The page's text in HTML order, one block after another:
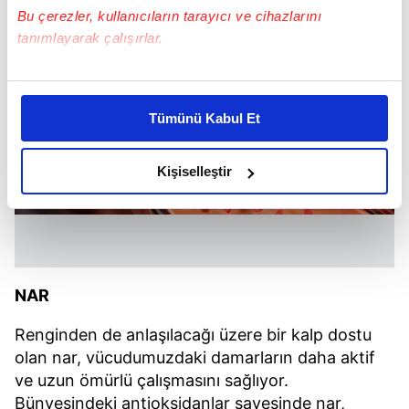
Bu çerezler, kullanıcıların tarayıcı ve cihazlarını
tanımlayarak çalışırlar.
Bu çerezlere izin vermeniz halinde sizlere özel
daha iyi reklam deneyimi yaşatabiliriz. Bunu yaparken
amacımızın size daha iyi bir reklam deneyimi sunmak
olduğunu ve sizlere en iyi içerikleri sunabilmek adına
elimizden gelen çabayı gösterdiğimizi ve bu noktada,
reklamların maliyetlerimizi karşılamak noktasında tek gelir
takdirde, kullanıcılara hedefli reklamlar
Sizlere daha iyi bir hizmet sunabilmek için İnternet
Sitemizde kendimize ve üçüncü kişilere ait çerezler
Tümünü Kabul Et
Kişiselleştir
NAR
Renginden de anlaşılacağı üzere bir kalp dostu
olan nar, vücudumuzdaki damarların daha aktif
ve uzun ömürlü çalışmasını sağlıyor.
Bünyesindeki antioksidanlar sayesinde nar,